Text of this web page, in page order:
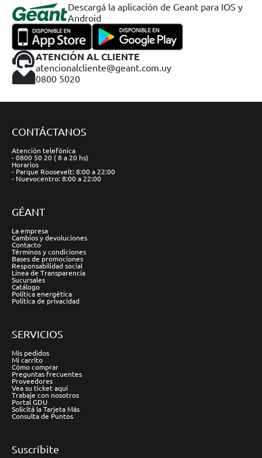
Descargá la aplicación de Geant para IOS y
Android
ATENCIÓN AL CLIENTE
atencionalcliente@geant.com.uy
0800 5020
CONTÁCTANOS
Atención telefónica
- 0800 50 20 ( 8 a 20 hs)
Horarios
- Parque Roosevelt: 8:00 a 22:00
- Nuevocentro: 8:00 a 22:00
GÉANT
La empresa
Cambios y devoluciones
Contacto
Términos y condiciones
Bases de promociones
Responsabilidad social
Línea de Transparencia
Sucursales
Catálogo
Política energética
Política de privacidad
SERVICIOS
Mis pedidos
Mi carrito
Cómo comprar
Preguntas frecuentes
Proveedores
Vea su ticket aquí
Trabaje con nosotros
Portal GDU
Solicitá la Tarjeta Más
Consulta de Puntos
Suscríbite